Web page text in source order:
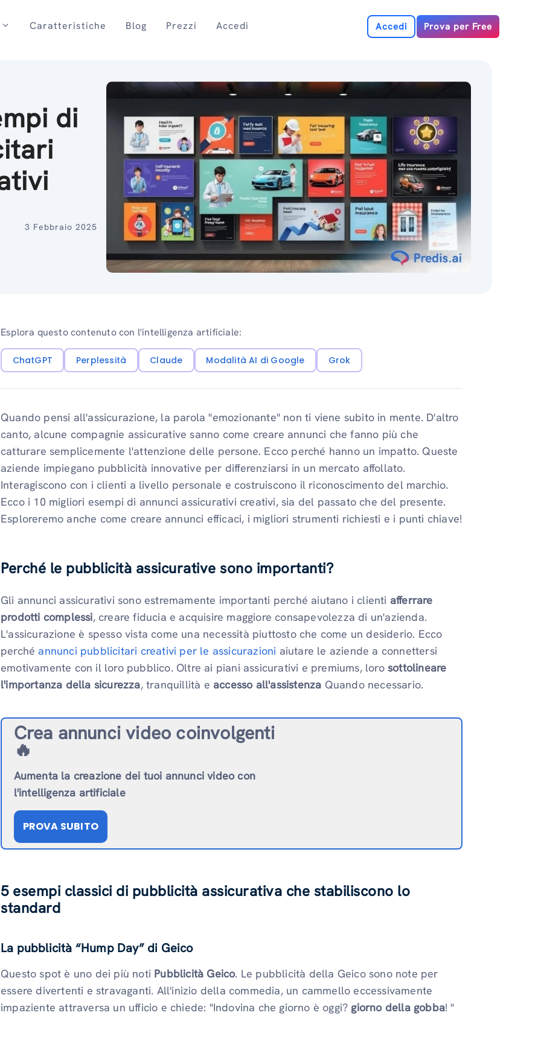
Caratteristiche Blog Prezzi Accedi Accedi Prova per Free
di
3 Febbraio 2025
Esplora questo contenuto con l'intelligenza artificiale:
ChatGPT Perplessità Claude Modalità AI di Google Grok
Quando pensi all'assicurazione, la parola "emozionante" non ti viene subito in mente. D'altro
canto, alcune compagnie assicurative sanno come creare annunci che fanno più che
catturare semplicemente l'attenzione delle persone. Ecco perché hanno un impatto. Queste
aziende impiegano pubblicità innovative per differenziarsi in un mercato affollato.
Interagiscono con i clienti a livello personale e costruiscono il riconoscimento del marchio.
Ecco i 10 migliori esempi di annunci assicurativi creativi, sia del passato che del presente.
Esploreremo anche come creare annunci efficaci, i migliori strumenti richiesti e i punti chiave!
Perché le pubblicità assicurative sono importanti?
Gli annunci assicurativi sono estremamente importanti perché aiutano i clienti afferrare
prodotti complessi, creare fiducia e acquisire maggiore consapevolezza di un'azienda.
L'assicurazione è spesso vista come una necessità piuttosto che come un desiderio. Ecco
perché annunci pubblicitari creativi per le assicurazioni aiutare le aziende a connettersi
emotivamente con il loro pubblico. Oltre ai piani assicurativi e premiums, lorosottolineare
l'importanza della sicurezza, tranquillità e accesso all'assistenza Quando necessario.
Crea annunci video coinvolgenti
🔥
Aumenta la creazione dei tuoi annunci video con
l'intelligenza artificiale
PROVA SUBITO
5 esempi classici di pubblicità assicurativa che stabiliscono lo
standard
La pubblicità “Hump Day” di Geico
Questo spot è uno dei più noti Pubblicità Geico. Le pubblicità della Geico sono note per
essere divertenti e stravaganti. All'inizio della commedia, un cammello eccessivamente
impaziente attraversa un ufficio e chiede: "Indovina che giorno è oggi? giorno della gobba! "